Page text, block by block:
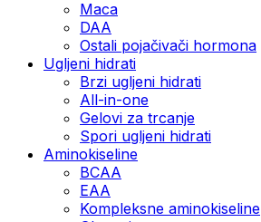
Maca
DAA
Ostali pojačivači hormona
Ugljeni hidrati
Brzi ugljeni hidrati
All-in-one
Gelovi za trcanje
Spori ugljeni hidrati
Aminokiseline
BCAA
ЕАА
Kompleksne aminokiseline